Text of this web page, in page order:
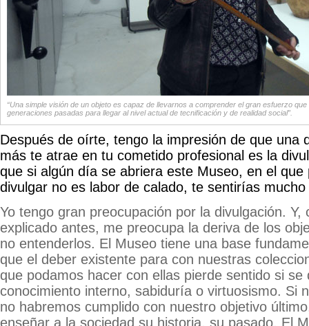
“Una simple visión de un objeto es capaz de llevarnos a comprender el gran esfuerzo
generaciones pasadas para llegar al nivel actual de tecnificación y de realidad social”.
Después de oírte, tengo la impresión de que una
más te atrae en tu cometido profesional es la
que si algún día se abriera este Museo, en el que
divulgar no es labor de calado, te sentirías
Yo tengo gran preocupación por la divulgación. Y,
explicado antes, me preocupa la deriva de los
no entenderlos. El Museo tiene una base
que el deber existente para con nuestras
que podamos hacer con ellas pierde sentido si se
conocimiento interno, sabiduría o virtuosismo. Si
no habremos cumplido con nuestro objetivo
enseñar a la sociedad su historia, su pasado. El